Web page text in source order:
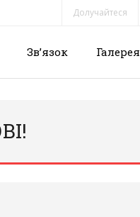
Долучайтеся
Зв’язок Галерея